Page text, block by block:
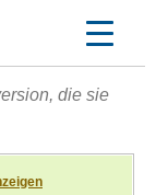
die sie